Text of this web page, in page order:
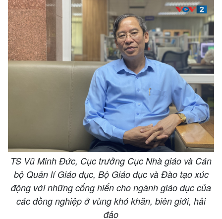
TS Vũ Minh Đức, Cục trưởng Cục Nhà giáo và Cán
bộ Quản lí Giáo dục, Bộ Giáo dục và Đào tạo xúc
động với những cống hiến cho ngành giáo dục của
các đồng nghiệp ở vùng khó khăn, biên giới, hải
đảo